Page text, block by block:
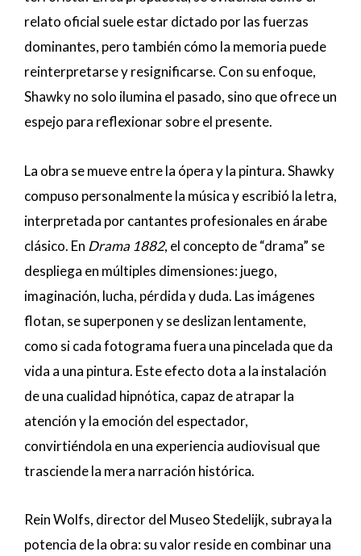
relato oficial suele estar dictado por las fuerzas
dominantes, pero también cómo la memoria puede
reinterpretarse y resignificarse. Con su enfoque,
Shawky no solo ilumina el pasado, sino que ofrece un
espejo para reflexionar sobre el presente.
La obra se mueve entre la ópera y la pintura. Shawky
compuso personalmente la música y escribió la letra,
interpretada por cantantes profesionales en árabe
clásico. En Drama 1882, el concepto de “drama” se
despliega en múltiples dimensiones: juego,
imaginación, lucha, pérdida y duda. Las imágenes
flotan, se superponen y se deslizan lentamente,
como si cada fotograma fuera una pincelada que da
vida a una pintura. Este efecto dota a la instalación
de una cualidad hipnótica, capaz de atrapar la
atención y la emoción del espectador,
convirtiéndola en una experiencia audiovisual que
trasciende la mera narración histórica.
Rein Wolfs, director del Museo Stedelijk, subraya la
potencia de la obra: su valor reside en combinar una